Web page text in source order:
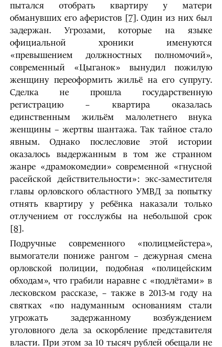
пытался отобрать квартиру у матери
обманувших его аферистов [7] . Один из них был
задержан. Угрозами, которые на языке
официальной хроники именуются
«превышением должностных полномочий»,
современный «Цыганок» вынудил пожилую
женщину переоформить жильё на его супругу.
Сделка не прошла государственную
регистрацию – квартира оказалась
единственным жильём малолетнего внука
женщины – жертвы шантажа. Так тайное стало
явным. Однако послесловие этой истории
оказалось выдержанным в том же странном
жанре «драмокомедии» современной «гнусной
расейской действительности»: экс-заместителя
главы орловского областного УМВД за попытку
отнять квартиру у ребёнка наказали только
отлучением от госслужбы на небольшой срок
[8] .
Подручные современного «полицмейстера»,
вымогатели пониже рангом – дежурная смена
орловской полиции, подобная «полицейским
обходам», что грабили наравне с «подлётами» в
лесковском рассказе, – также в 2013-м году на
святках «по надуманным основаниям стали
угрожать задержанному возбуждением
уголовного дела за оскорбление представителя
власти. При этом за 10 тысяч рублей обещали не